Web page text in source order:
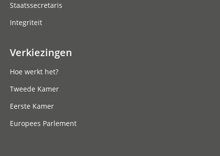
Staatssecretaris
Integriteit
Verkiezingen
Hoe werkt het?
Tweede Kamer
Eerste Kamer
Europees Parlement